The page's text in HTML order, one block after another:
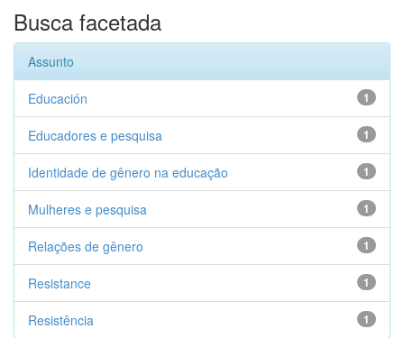
Busca facetada
Assunto
1
Educación
1
Educadores e pesquisa
1
Identidade de gênero na educação
1
Mulheres e pesquisa
1
Relações de gênero
1
Resistance
1
Resistência